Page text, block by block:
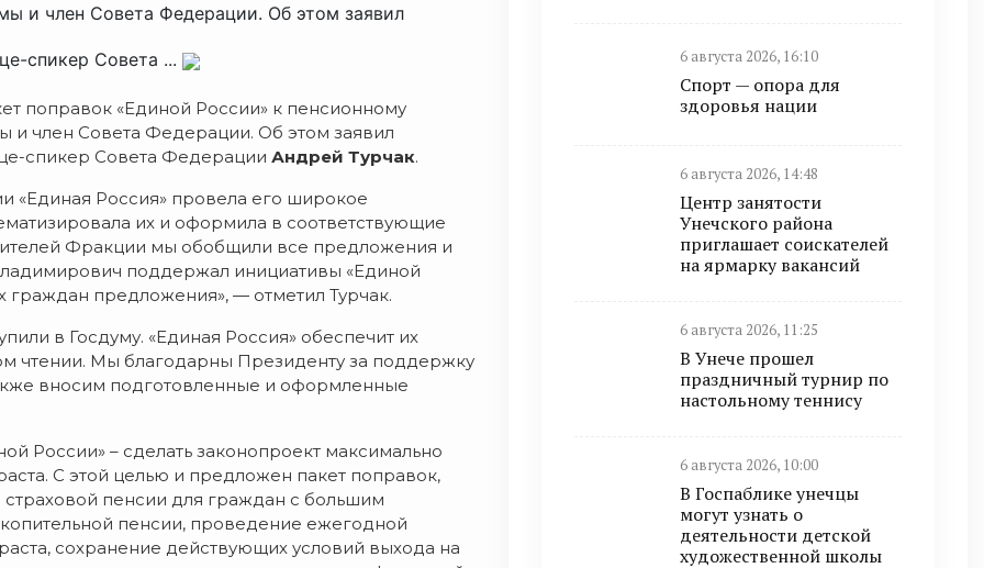
и член Совета Федерации. Об этом заявил
спикер Совета ...
поправок «Единой России» к пенсионному
и член Совета Федерации. Об этом заявил
спикер Совета Федерации Андрей Турчак.
«Единая Россия» провела его широкое
их и оформила в соответствующие
Фракции мы обобщили все предложения и
поддержал инициативы «Единой
предложения», — отметил Турчак.
в Госдуму. «Единая Россия» обеспечит их
чтении. Мы благодарны Президенту за поддержку
вносим подготовленные и оформленные
России» – сделать законопроект максимально
С этой целью и предложен пакет поправок,
пенсии для граждан с большим
пенсии, проведение ежегодной
сохранение действующих условий выхода на
6 августа 2026, 16:10
Спорт — опора для
здоровья нации
6 августа 2026, 14:48
Центр занятости
Унечского района
приглашает соискателей
на ярмарку вакансий
6 августа 2026, 11:25
В Унече прошел
праздничный турнир по
настольному теннису
6 августа 2026, 10:00
В Госпаблике унечцы
могут узнать о
деятельности детской
художественной школы